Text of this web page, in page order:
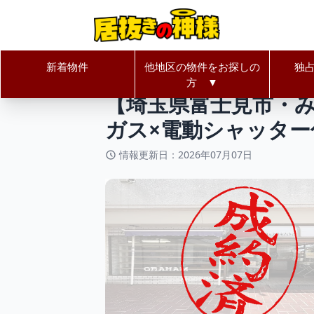
新着物件
他地区の物件をお探しの
方 ▼
独
居抜きの神様Home 埼玉県 富士
【埼玉県富士見市・
ガス×電動シャッタ
情報更新日：2026年07月07日